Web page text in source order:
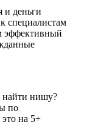
и деньги
специалистам
эффективный
найти нишу?
по
на 5+